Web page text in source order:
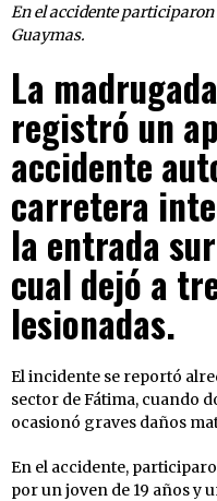
En el accidente participaron
Guaymas.
La
registró un
accidente
carretera
la entrada
cual dejó a
lesionadas.
El incidente se reportó
sector de Fátima, cuando
ocasionó graves daños
En el accidente,
por un joven de 19 años y